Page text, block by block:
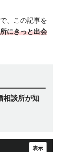
、この記事を
にきっと出会
相談所が知